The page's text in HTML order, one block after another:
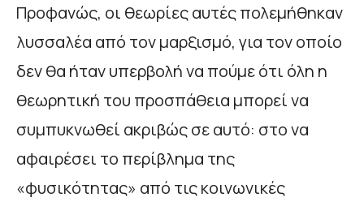
Προφανώς, οι θεωρίες αυτές πολεμήθηκαν
λυσσαλέα από τον μαρξισμό, για τον οποίο
δεν θα ήταν υπερβολή να πούμε ότι όλη η
θεωρητική του προσπάθεια μπορεί να
συμπυκνωθεί ακριβώς σε αυτό: στο να
αφαιρέσει το περίβλημα της
«φυσικότητας» από τις κοινωνικές